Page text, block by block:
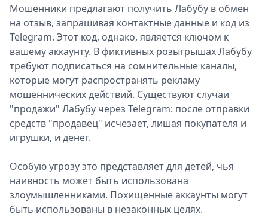
Мошенники предлагают получить Лабубу в обмен
на отзыв, запрашивая контактные данные и код из
Telegram. Этот код, однако, является ключом к
вашему аккаунту. В фиктивных розыгрышах Лабубу
требуют подписаться на сомнительные каналы,
которые могут распространять рекламу
мошеннических действий. Существуют случаи
"продажи" Лабубу через Telegram: после отправки
средств "продавец" исчезает, лишая покупателя и
игрушки, и денег.
Особую угрозу это представляет для детей, чья
наивность может быть использована
злоумышленниками. Похищенные аккаунты могут
быть использованы в незаконных целях.